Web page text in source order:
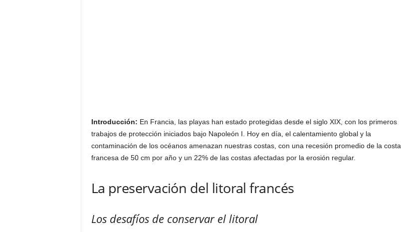
Introducción: En Francia, las playas han estado protegidas desde el siglo XIX, con los primeros
trabajos de protección iniciados bajo Napoleón I. Hoy en día, el calentamiento global y la
contaminación de los océanos amenazan nuestras costas, con una recesión promedio de la costa
francesa de 50 cm por año y un 22% de las costas afectadas por la erosión regular.
La preservación del litoral francés
Los desafíos de conservar el litoral